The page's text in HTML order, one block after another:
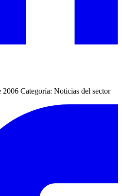
2006 Categoría: Noticias del sector